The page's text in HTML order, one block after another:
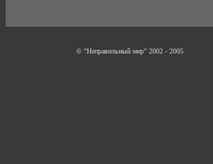
© "Неправильный мир" 2002 - 2005